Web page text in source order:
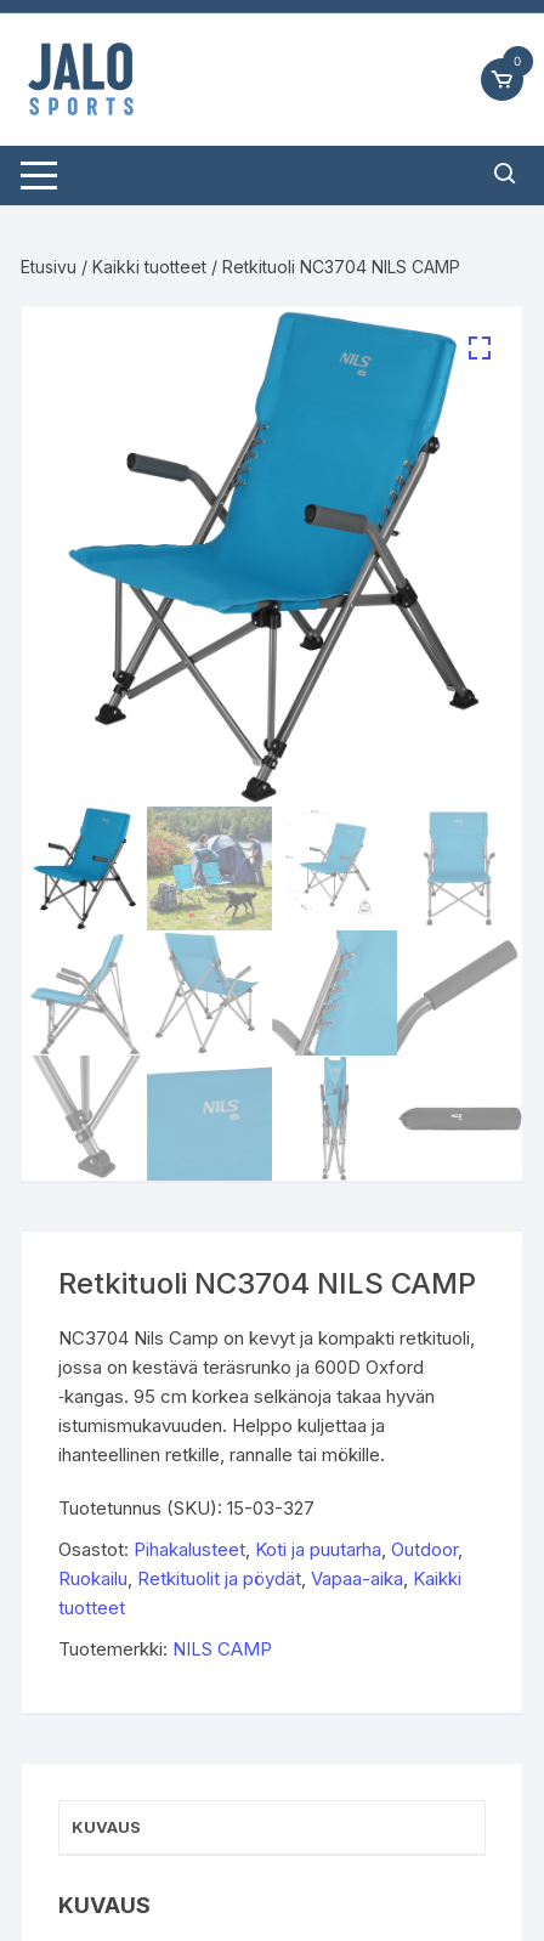
Siirry
suoraan
sisältöön
0
Etusivu /Kaikki tuotteet / Retkituoli NC3704 NILS CAMP
Retkituoli NC3704 NILS CAMP
NC3704 Nils Camp on kevyt ja kompakti retkituoli,
jossa on kestävä teräsrunko ja 600D Oxford
‑kangas. 95 cm korkea selkänoja takaa hyvän
istumismukavuuden. Helppo kuljettaa ja
ihanteellinen retkille, rannalle tai mökille.
Tuotetunnus (SKU):15-03-327
Osastot: Pihakalusteet, Koti ja puutarha,Outdoor,
Ruokailu, Retkituolit ja pöydät,Vapaa-aika, Kaikki
tuotteet
Tuotemerkki: NILS CAMP
KUVAUS
KUVAUS